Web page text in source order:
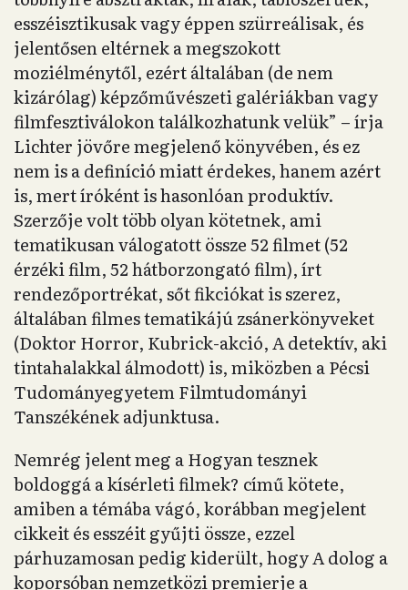
esszéisztikusak vagy éppen szürreálisak, és
jelentősen eltérnek a megszokott
moziélménytől, ezért általában (de nem
kizárólag) képzőművészeti galériákban vagy
filmfesztiválokon találkozhatunk velük” – írja
Lichter jövőre megjelenő könyvében, és ez
nem is a definíció miatt érdekes, hanem azért
is, mert íróként is hasonlóan produktív.
Szerzője volt több olyan kötetnek, ami
tematikusan válogatott össze 52 filmet (52
érzéki film, 52 hátborzongató film), írt
rendezőportrékat, sőt fikciókat is szerez,
általában filmes tematikájú zsánerkönyveket
(Doktor Horror, Kubrick-akció, A detektív, aki
tintahalakkal álmodott) is, miközben a Pécsi
Tudományegyetem Filmtudományi
Tanszékének adjunktusa.
Nemrég jelent meg a Hogyan tesznek
boldoggá a kísérleti filmek? című kötete,
amiben a témába vágó, korábban megjelent
cikkeit és esszéit gyűjti össze, ezzel
párhuzamosan pedig kiderült, hogy A dolog a
koporsóban nemzetközi premierje a